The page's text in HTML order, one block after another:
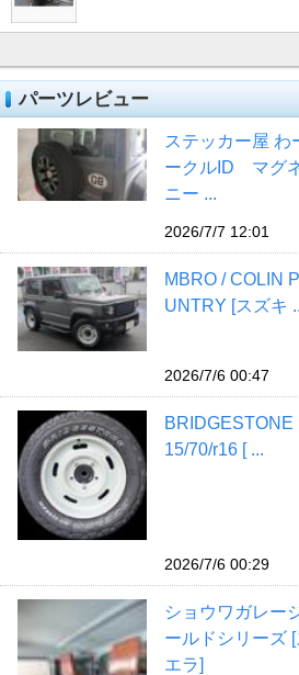
パーツレビュー
ステッカー屋 わ
ークルID マグ
ニー ...
2026/7/7 12:01
MBRO / COLIN
UNTRY [スズキ
2026/7/6 00:47
15/70/r16 [ ...
2026/7/6 00:29
ショウワガレー
ールドシリーズ
エラ]